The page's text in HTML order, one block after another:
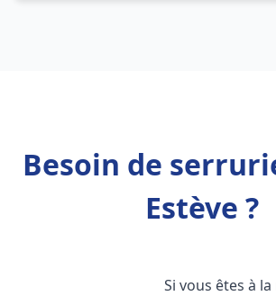
Besoin de
Estève ?
Si vous êtes à